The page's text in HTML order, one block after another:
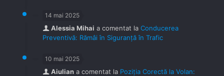
14 mai 2025
Alessia Mihai a comentat la Conducerea
Preventivă: Rămâi în Siguranță în Trafic
10 mai 2025
Aiulian a comentat la Poziția Corectă la Volan: